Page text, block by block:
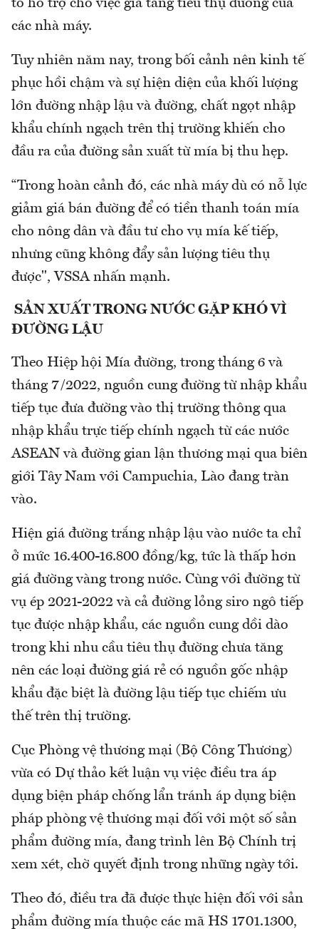
tố hỗ trợ cho việc gia tăng tiêu thụ đường của
các nhà máy.
Tuy nhiên năm nay, trong bối cảnh nên kinh tế
phục hồi chậm và sự hiện diện của khối lượng
lớn đường nhập lậu và đường, chất ngọt nhập
khẩu chính ngạch trên thị trường khiến cho
đầu ra của đường sản xuất từ mía bị thu hẹp.
“Trong hoàn cảnh đó, các nhà máy dù có nỗ lực
giảm giá bán đường để có tiền thanh toán mía
cho nông dân và đầu tư cho vụ mía kế tiếp,
nhưng cũng không đẩy sản lượng tiêu thụ
được", VSSA nhấn mạnh.
SẢN XUẤT TRONG NƯỚC GẶP KHÓ VÌ
ĐƯỜNG LẬU
Theo Hiệp hội Mía đường, trong tháng 6 và
tháng 7/2022, nguồn cung đường từ nhập khẩu
tiếp tục đưa đường vào thị trường thông qua
nhập khẩu trực tiếp chính ngạch từ các nước
ASEAN và đường gian lận thương mại qua biên
giới Tây Nam với Campuchia, Lào đang tràn
vào.
Hiện giá đường trắng nhập lậu vào nước ta chỉ
ở mức 16.400-16.800 đồng/kg, tức là thấp hơn
giá đường vàng trong nước. Cùng với đường từ
vụ ép 2021-2022 và cả đường lỏng siro ngô tiếp
tục được nhập khẩu, các nguồn cung dồi dào
trong khi nhu cầu tiêu thụ đường chưa tăng
nên các loại đường giá rẻ có nguồn gốc nhập
khẩu đặc biệt là đường lậu tiếp tục chiếm ưu
thế trên thị trường.
Cục Phòng vệ thương mại (Bộ Công Thương)
vừa có Dự thảo kết luận vụ việc điều tra áp
dụng biện pháp chống lẩn tránh áp dụng biện
pháp phòng vệ thương mại đối với một số sản
phẩm đường mía, đang trình lên Bộ Chính trị
xem xét, chờ quyết định trong những ngày tới.
Theo đó, điều tra đã được thực hiện đối với sản
phẩm đường mía thuộc các mã HS 1701.1300,